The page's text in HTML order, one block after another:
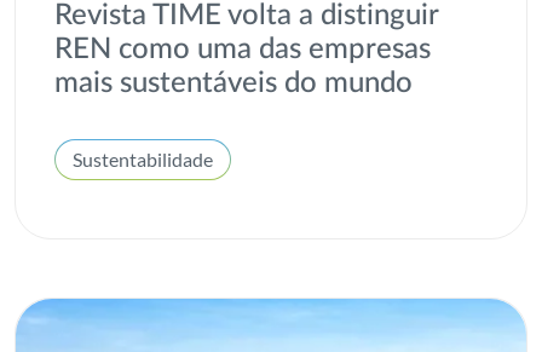
Eólicas
ESG
Fontes de energia renováveis
H2med
2012
Revista TIME volta a distinguir
REN como uma das empresas
mais sustentáveis do mundo
Sustentabilidade